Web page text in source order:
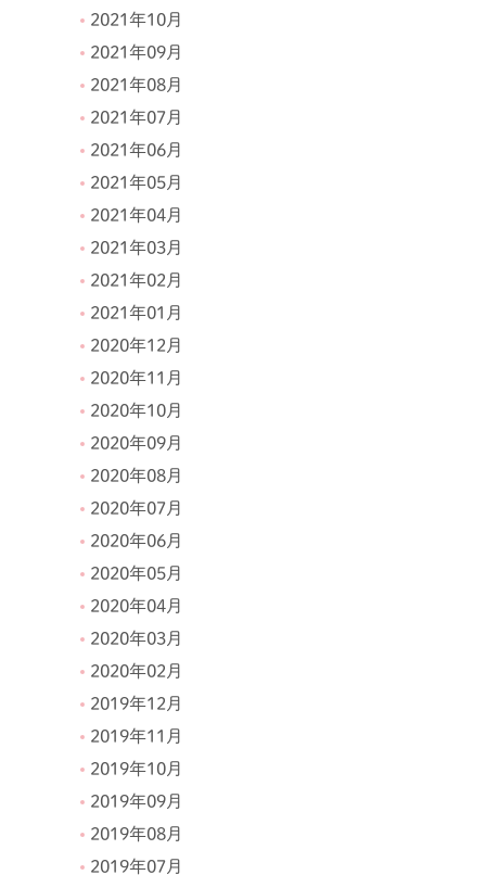
2021年10月
2021年09月
2021年08月
2021年07月
2021年06月
2021年05月
2021年04月
2021年03月
2021年02月
2021年01月
2020年12月
2020年11月
2020年10月
2020年09月
2020年08月
2020年07月
2020年06月
2020年05月
2020年04月
2020年03月
2020年02月
2019年12月
2019年11月
2019年10月
2019年09月
2019年08月
2019年07月